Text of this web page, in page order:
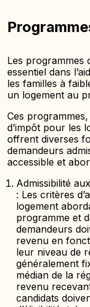
Les programmes
essentiel dans
les familles à
un logement au
Ces
d’impôt pour les
offrent diverses
demandeurs
accessible et
Admissibilité
: Les critères
logement
programme et
demandeurs
revenu en
leur niveau de
généralement
médian de la
revenu
candidats